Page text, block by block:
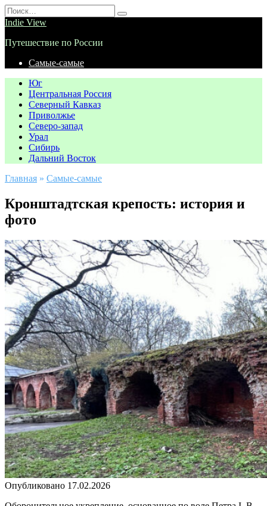
Перейти
к
Search
for:
Indie View
Путешествие по России
Самые-самые
Юг
Центральная Россия
Северный Кавказ
Приволжье
Северо-запад
Урал
Сибирь
Дальний Восток
Главная » Самые-самые
Кронштадтская крепость: история и
фото
Опубликовано 17.02.2026